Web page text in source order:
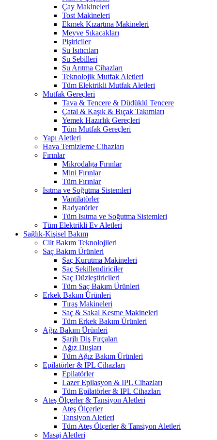
Çay Makineleri
Tost Makineleri
Ekmek Kızartma Makineleri
Meyve Sıkacakları
Pişiriciler
Su Isıtıcıları
Su Sebilleri
Su Arıtma Cihazları
Teknolojik Mutfak Aletleri
Tüm Elektrikli Mutfak Aletleri
Mutfak Gereçleri
Tava & Tencere & Düdüklü Tencere
Çatal & Kaşık & Bıçak Takımları
Yemek Hazırlık Gereçleri
Tüm Mutfak Gereçleri
Yapı Aletleri
Hava Temizleme Cihazları
Fırınlar
Mikrodalga Fırınlar
Mini Fırınlar
Tüm Fırınlar
Isıtma ve Soğutma Sistemleri
Vantilatörler
Radyatörler
Tüm Isıtma ve Soğutma Sistemleri
Tüm Elektrikli Ev Aletleri
Sağlık-Kişisel Bakım
Cilt Bakım Teknolojileri
Saç Bakım Ürünleri
Saç Kurutma Makineleri
Saç Şekillendiriciler
Saç Düzleştiricileri
Tüm Saç Bakım Ürünleri
Erkek Bakım Ürünleri
Tıraş Makineleri
Saç & Sakal Kesme Makineleri
Tüm Erkek Bakım Ürünleri
Ağız Bakım Ürünleri
Şarjlı Diş Fırçaları
Ağız Duşları
Tüm Ağız Bakım Ürünleri
Epilatörler & IPL Cihazları
Epilatörler
Lazer Epilasyon & IPL Cihazları
Tüm Epilatörler & IPL Cihazları
Ateş Ölçerler & Tansiyon Aletleri
Ateş Ölçerler
Tansiyon Aletleri
Tüm Ateş Ölçerler & Tansiyon Aletleri
Masaj Aletleri